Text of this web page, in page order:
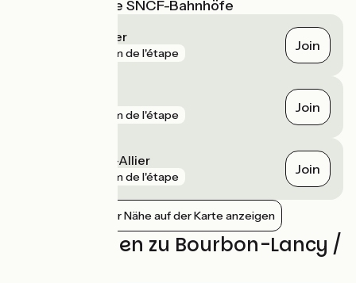
Nächstgelegene SNCF-Bahnhöfe
Moulins sur Allier
2 km de l'étape Join
6 km de l'étape Join
Villeneuve-sur-Allier
8 km de l'étape Join
Bahnhöfe in der Nähe auf der Karte anzeigen
Bewertungen zu Bourbon-Lancy /